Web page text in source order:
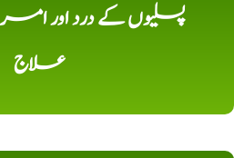
پسلیوں کے درد اور
علاج